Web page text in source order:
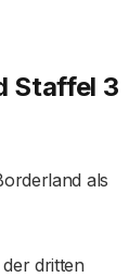
Staffel 3
als
dritten